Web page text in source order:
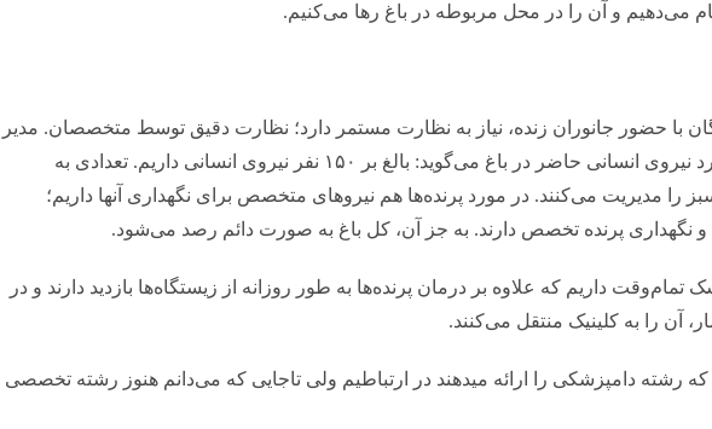
می‌دهیم و آن را در محل مربوطه در باغ رها می‌کنیم.
با حضور جانوران زنده، نیاز به نظارت مستمر دارد؛ نظارت دقیق توسط متخصصان. مدیر
داخلی باغ پرندگان در مورد نیروی انسانی حاضر در باغ می‌گوید: بالغ بر ۱۵۰ نفر نیروی انسانی داریم. تعدادی به
مدیریت می‌کنند. در مورد پرنده‌ها هم نیروهای متخصص برای نگهداری آنها داریم؛
و نگهداری پرنده تخصص دارند. به جز آن، کل باغ به صورت دائم رصد می‌شود.
تمام‌وقت داریم که علاوه بر درمان پرنده‌ها به طور روزانه از زیستگاه‌ها بازدید دارند و در
آن را به کلینیک منتقل می‌کنند.
از طرفی با دانشگاه‌هایی که رشته دامپزشکی را ارائه می‎دهند در ارتباطیم ولی تاجایی که می‌دانم هنوز رشته تخصصی